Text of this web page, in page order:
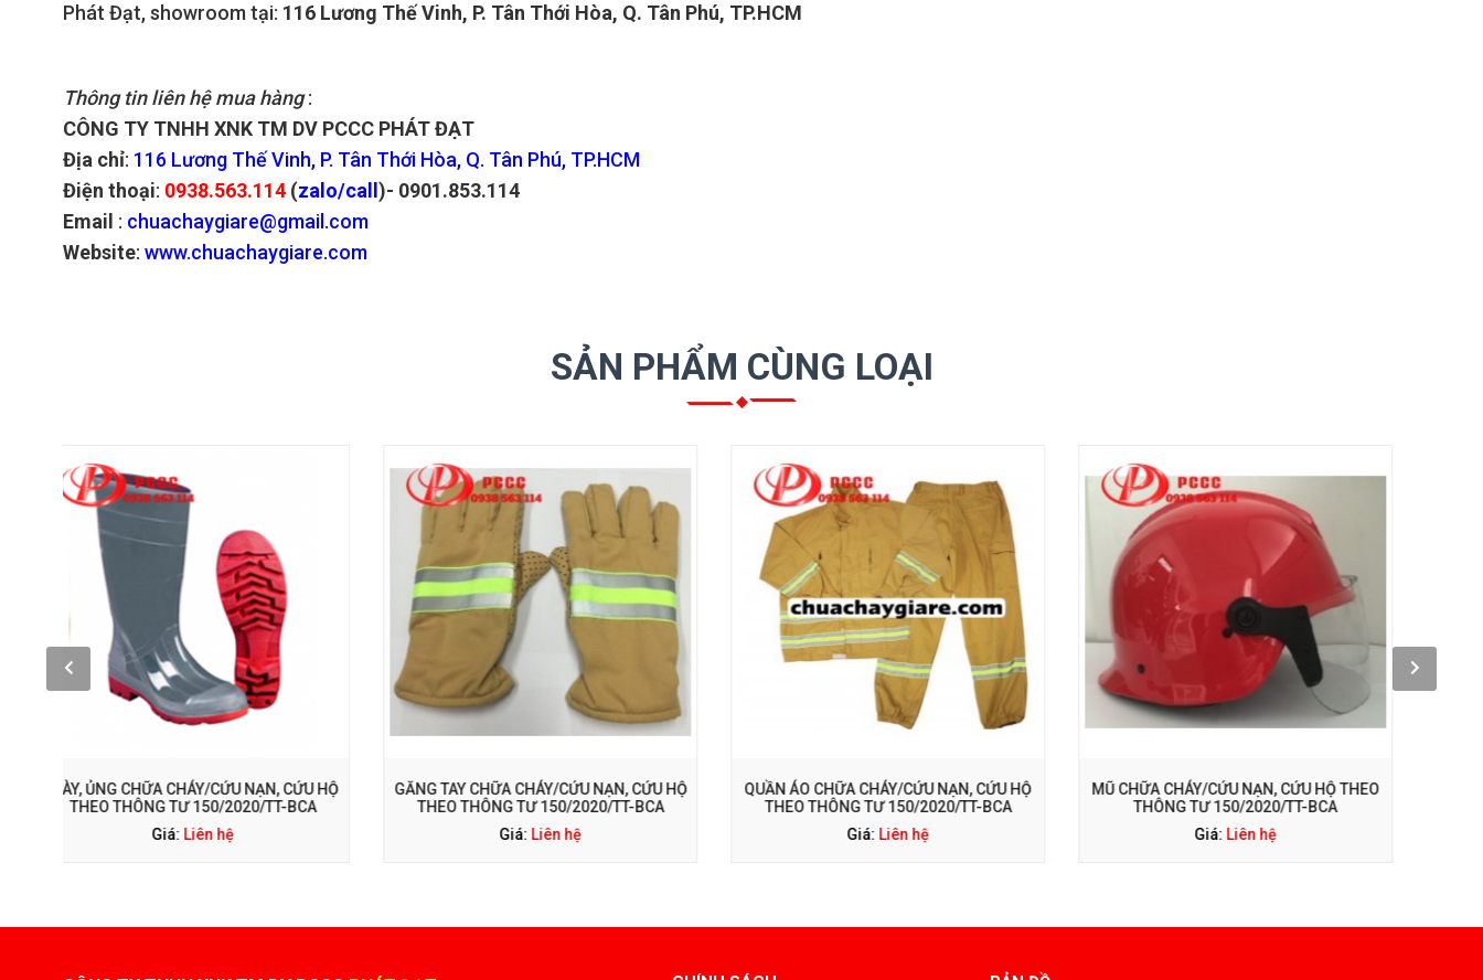
Phát Đạt, showroom tại: 116 Lương Thế Vinh, P. Tân Thới Hòa, Q. Tân Phú, TP.HCM
Thông tin liên hệ mua hàng:
CÔNG TY TNHH XNK TM DV PCCC PHÁT ĐẠT
Địa chỉ: 116 Lương Thế Vinh, P. Tân Thới Hòa, Q. Tân Phú, TP.HCM
Điện thoại: 0938.563.114 (zalo/call )- 0901.853.114
Email : chuachaygiare@gmail.com
Website: www.chuachaygiare.com
SẢN PHẨM CÙNG LOẠI
GĂNG TAY CHỮA CHÁY/CỨU NẠN, CỨU HỘ
THEO THÔNG TƯ 150/2020/TT-BCA
Giá:Liên hệ
GỌI NGAY: 0938 563 114
QUẦN ÁO CHỮA CHÁY/CỨU NẠN, CỨU HỘ
THEO THÔNG TƯ 150/2020/TT-BCA
Giá:Liên hệ
GỌI NGAY: 0938 563 114
MŨ CHỮA CHÁY/CỨU NẠN, CỨU HỘ THEO
THÔNG TƯ 150/2020/TT-BCA
Giá:Liên hệ
GỌI NGAY: 0938 563 114
BỘ DỤNG CỤ PHÁ VỠ CHUYÊN DỤNG PCCC
Giá:980.000 đ
GỌI NGAY: 0938 563 114